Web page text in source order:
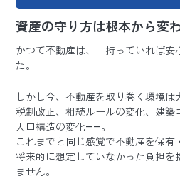
資産の守り方は根本から変
かつて不動産は、「持っていれば安
た。
しかし今、不動産を取り巻く環境は
税制改正、相続ルールの変化、建築
人口構造の変化――。
これまでと同じ感覚で不動産を保有
将来的に想定していなかった負担を
ません。